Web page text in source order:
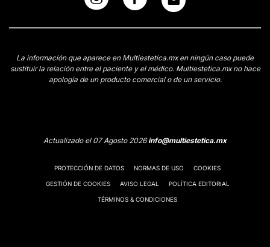
La información que aparece en Multiestetica.mx en ningún caso puede
sustituir la relación entre el paciente y el médico. Multiestetica.mx no hace
apología de un producto comercial o de un servicio.
Actualizado el 07 Agosto 2026info@multiestetica.mx
PROTECCIÓN DE DATOS NORMAS DE USO COOKIES
GESTIÓN DE COOKIES AVISO LEGAL POLÍTICA EDITORIAL
TÉRMINOS & CONDICIONES